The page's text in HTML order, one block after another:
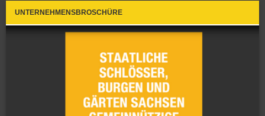
UNTERNEHMENSBROSCHÜRE